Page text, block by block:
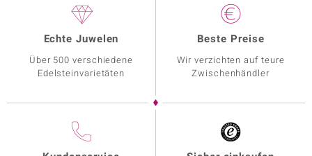
Echte Juwelen
Über 500 verschiedene
Edelsteinvarietäten
Beste Preise
Wir verzichten auf teure
Zwischenhändler